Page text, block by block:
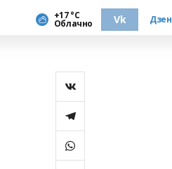
+17 °С
Облачно Vk Дзен